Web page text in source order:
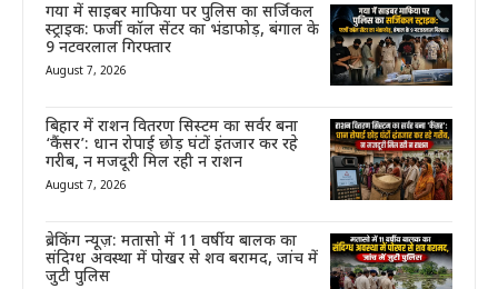
गया में साइबर माफिया पर पुलिस का सर्जिकल
स्ट्राइक: फर्जी कॉल सेंटर का भंडाफोड़, बंगाल के
9 नटवरलाल गिरफ्तार
August 7, 2026
बिहार में राशन वितरण सिस्टम का सर्वर बना
‘कैंसर’: धान रोपाई छोड़ घंटों इंतजार कर रहे
गरीब, न मजदूरी मिल रही न राशन
August 7, 2026
ब्रेकिंग न्यूज़: मतासो में 11 वर्षीय बालक का
संदिग्ध अवस्था में पोखर से शव बरामद, जांच में
जुटी पुलिस